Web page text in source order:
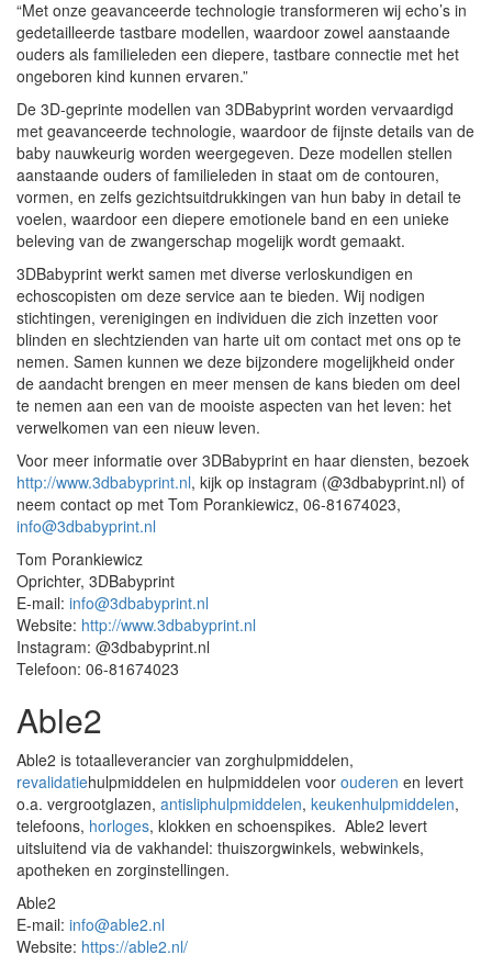
“Met onze geavanceerde technologie transformeren wij echo’s in
gedetailleerde tastbare modellen, waardoor zowel aanstaande
ouders als familieleden een diepere, tastbare connectie met het
ongeboren kind kunnen ervaren.”
De 3D-geprinte modellen van 3DBabyprint worden vervaardigd
met geavanceerde technologie, waardoor de fijnste details van de
baby nauwkeurig worden weergegeven. Deze modellen stellen
aanstaande ouders of familieleden in staat om de contouren,
vormen, en zelfs gezichtsuitdrukkingen van hun baby in detail te
voelen, waardoor een diepere emotionele band en een unieke
beleving van de zwangerschap mogelijk wordt gemaakt.
3DBabyprint werkt samen met diverse verloskundigen en
echoscopisten om deze service aan te bieden. Wij nodigen
stichtingen, verenigingen en individuen die zich inzetten voor
blinden en slechtzienden van harte uit om contact met ons op te
nemen. Samen kunnen we deze bijzondere mogelijkheid onder
de aandacht brengen en meer mensen de kans bieden om deel
te nemen aan een van de mooiste aspecten van het leven: het
verwelkomen van een nieuw leven.
Voor meer informatie over 3DBabyprint en haar diensten, bezoek
http://www.3dbabyprint.nl, kijk op instagram (@3dbabyprint.nl) of
neem contact op met Tom Porankiewicz, 06-81674023,
info@3dbabyprint.nl
Tom Porankiewicz
Oprichter, 3DBabyprint
E-mail: info@3dbabyprint.nl
Website: http://www.3dbabyprint.nl
Instagram: @3dbabyprint.nl
Telefoon: 06-81674023
Able2
Able2 is totaalleverancier van zorghulpmiddelen,
revalidatiehulpmiddelen en hulpmiddelen voor ouderen en levert
o.a. vergrootglazen, antisliphulpmiddelen, keukenhulpmiddelen,
telefoons, horloges, klokken en schoenspikes. Able2 levert
uitsluitend via de vakhandel: thuiszorgwinkels, webwinkels,
apotheken en zorginstellingen.
Able2
E-mail: info@able2.nl
Website: https://able2.nl/